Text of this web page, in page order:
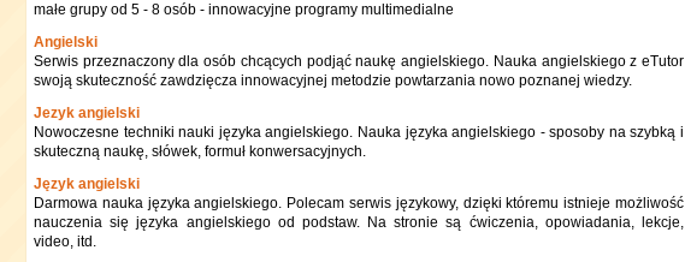
małe grupy od 5 - 8 osób - innowacyjne programy multimedialne
Angielski
Serwis przeznaczony dla osób chcących podjąć naukę angielskiego. Nauka angielskiego z eTutor
swoją skuteczność zawdzięcza innowacyjnej metodzie powtarzania nowo poznanej wiedzy.
Jezyk angielski
Nowoczesne techniki nauki języka angielskiego. Nauka języka angielskiego - sposoby na szybką i
skuteczną naukę, słówek, formuł konwersacyjnych.
Język angielski
Darmowa nauka języka angielskiego. Polecam serwis językowy, dzięki któremu istnieje możliwość
nauczenia się języka angielskiego od podstaw. Na stronie są ćwiczenia, opowiadania, lekcje,
video, itd.